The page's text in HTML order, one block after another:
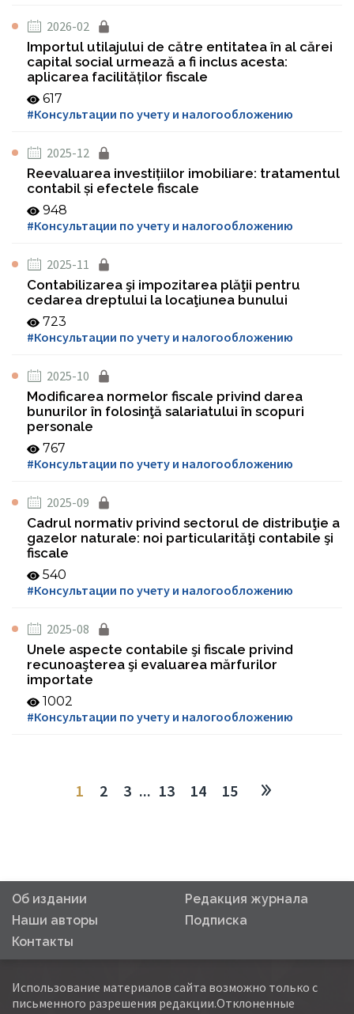
2026-02
Importul utilajului de către entitatea în al cărei
capital social urmează a fi inclus acesta:
aplicarea facilităților fiscale
617
#Консультации по учету и налогообложению
2025-12
Reevaluarea investițiilor imobiliare: tratamentul
contabil și efectele fiscale
948
#Консультации по учету и налогообложению
2025-11
Contabilizarea şi impozitarea plăţii pentru
cedarea dreptului la locaţiunea bunului
723
#Консультации по учету и налогообложению
2025-10
Modificarea normelor fiscale privind darea
bunurilor în folosinţă salariatului în scopuri
personale
767
#Консультации по учету и налогообложению
2025-09
Cadrul normativ privind sectorul de distribuţie a
gazelor naturale: noi particularităţi contabile şi
fiscale
540
#Консультации по учету и налогообложению
2025-08
Unele aspecte contabile şi fiscale privind
recunoaşterea şi evaluarea mărfurilor
importate
1002
#Консультации по учету и налогообложению
1 2 3 ... 13 14 15
Об издании
Редакция журнала
Наши авторы
Подписка
Контакты
Использование материалов сайта возможно только с
письменного разрешения редакции.Отклоненные